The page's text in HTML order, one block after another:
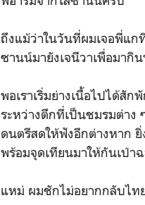
ถึงแม้ว่าในวันที่ผมเจอพี่แ
ซานน์มายังเจนีวาเพื่อมากิ
พอเราเริ่มย่างเนื้อไปได้สั
ระหว่างตึกที่เป็นชมรมต่าง
ดนตรีสดให้ฟังอีกต่างหาก
พร้อมจุดเทียนมาให้กันเป่า
แหม่ ผมชักไม่อยากกลับไท